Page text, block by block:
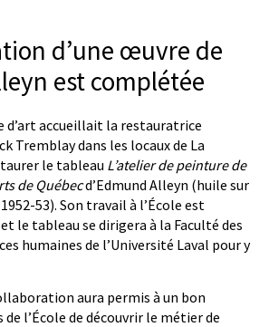
d’une œuvre de
est complétée
d’art accueillait la restauratrice
Tremblay dans les locaux de La
le tableau L’atelier de peinture de
de Québecd’Edmund Alleyn (huile sur
53). Son travail à l’École est
le tableau se dirigera à la Faculté des
humaines de l’Université Laval pour y
aura permis à un bon
l’École de découvrir le métier de